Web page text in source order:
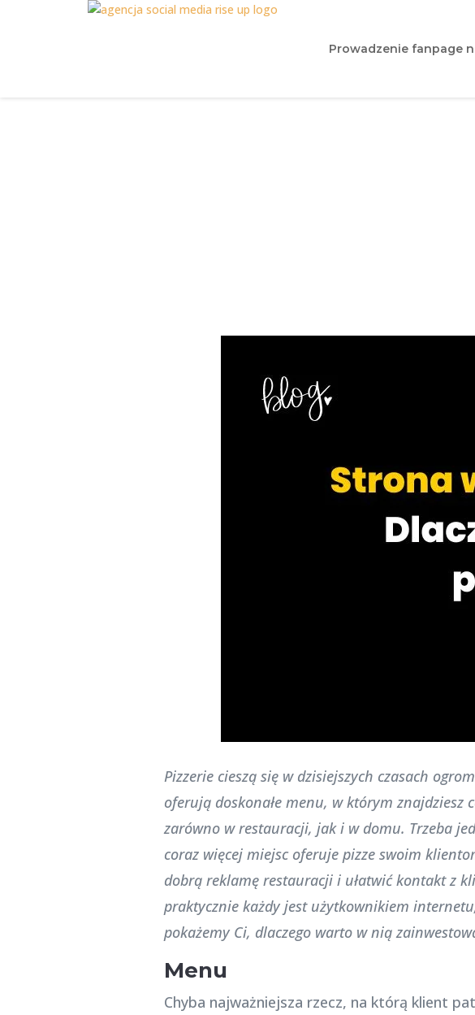
Prowadzenie fanpage
Pizzerie cieszą się w dzisiejszych czasach
oferują doskonałe menu, w którym znajdziesz
zarówno w restauracji, jak i w domu. Trzeba
coraz więcej miejsc oferuje pizze swoim
dobrą reklamę restauracji i ułatwić kontakt z
praktycznie każdy jest użytkownikiem
pokażemy Ci, dlaczego warto w nią
Menu
Chyba najważniejsza rzecz, na którą klient